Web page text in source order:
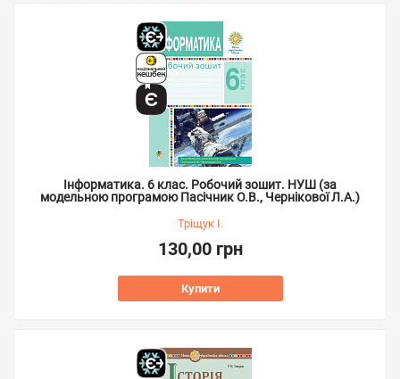
Інформатика. 6 клас. Робочий зошит. НУШ (за
модельною програмою Пасічник О.В., Чернікової Л.А.)
Тріщук І.
130,00 грн
Купити